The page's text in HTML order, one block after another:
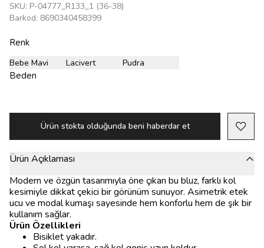
SKU: P-04777_R133_1 (36-38)
Barkod: 8690340458399
Renk
Bebe Mavi Lacivert Pudra
Beden
Ürün stokta olduğunda beni haberdar et
Ürün Açıklaması
Modern ve özgün tasarımıyla öne çıkan bu bluz, farklı kol
kesimiyle dikkat çekici bir görünüm sunuyor. Asimetrik etek
ucu ve modal kumaşı sayesinde hem konforlu hem de şık bir
kullanım sağlar.
Ürün Özellikleri
Bisiklet yakadır.